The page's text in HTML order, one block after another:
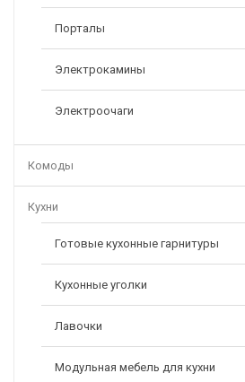
Порталы
Электрокамины
Электроочаги
Комоды
Кухни
Готовые кухонные гарнитуры
Кухонные уголки
Лавочки
Модульная мебель для кухни
Электрокамин Athena WT С
29500,00